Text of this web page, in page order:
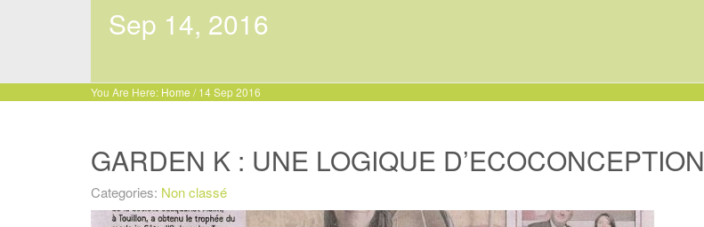
Sep 14, 2016
You Are Here: Home /14 Sep 2016
GARDEN K : UNE LOGIQUE D’ECOCONCEPTION
Categories: Non classé